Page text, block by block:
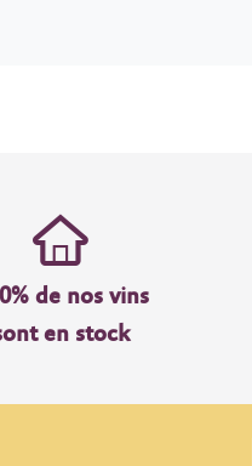
de nos vins
en stock